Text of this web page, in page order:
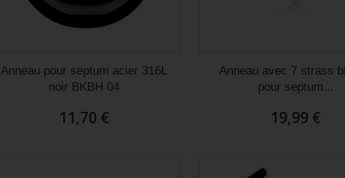
Anneau pour septum acier 316L
noir BKBH 04
11,70 €
Anneau avec 7 strass
pour septum...
19,99 €